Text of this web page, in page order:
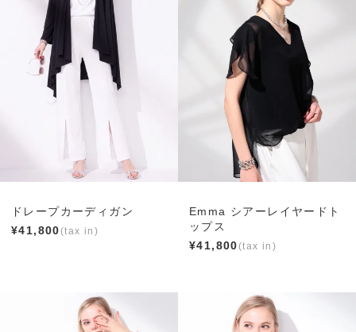
ドレープカーディガン
¥41,800
Emma シアーレイヤードト
ップス
¥41,800